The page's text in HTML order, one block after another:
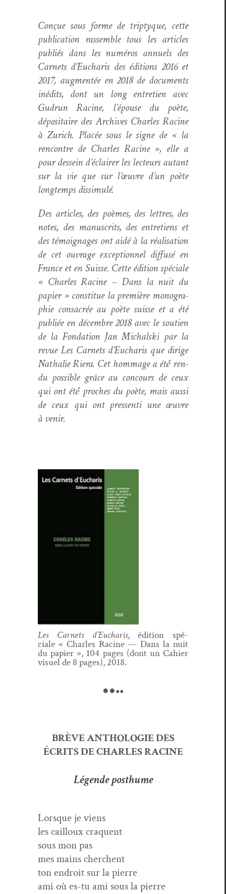
Conçue sous forme de trip­tyque, cette
pub­li­ca­tion rassem­ble tous les arti­cles
pub­liés dans les numéros annuels des
Car­nets d’Eucharis des édi­tions 2016 et
2017, aug­men­tée en 2018 de doc­u­ments
inédits, dont un long entre­tien avec
Gudrun Racine, l’épouse du poète,
déposi­taire des Archives Charles Racine
à Zurich. Placée sous le signe de « la
ren­con­tre de Charles Racine », elle a
pour des­sein d’éclairer les lecteurs autant
sur la vie que sur l’œuvre d’un poète
longtemps dissimulé.
Des arti­cles, des poèmes, des let­tres, des
notes, des man­u­scrits, des entre­tiens et
des témoignages ont aidé à la réal­i­sa­tion
de cet ouvrage excep­tion­nel dif­fusé en
France et en Suisse. Cette édi­tion spé­ciale
« Charles Racine – Dans la nuit du
papi­er » con­stitue la pre­mière mono­gra­
phie con­sacrée au poète suisse et a été
pub­liée en décem­bre 2018 avec le sou­tien
de la Fon­da­tion Jan Michal­s­ki par la
revue Les Car­nets d’Eucharis que dirige
Nathalie Riera. Cet hom­mage a été́ ren­
du pos­si­ble grâce au con­cours de ceux
qui ont été́ proches du poète, mais aus­si
de ceux qui ont pressen­ti une œuvre
à venir.
Les Car­nets d’Eucharis, édi­tion spé­
ciale « Charles Racine — Dans la nuit
du papi­er », 104 pages (dont un Cahi­er
visuel de 8 pages), 2018.
●●●●
BRÈVE ANTHOLOGIE DES
ÉCRITS DE CHARLES RACINE
Légende posthume
Lorsque je viens
les cail­loux craquent
sous mon pas
mes mains cherchent
ton endroit sur la pierre
ami où es-tu ami sous la pierre